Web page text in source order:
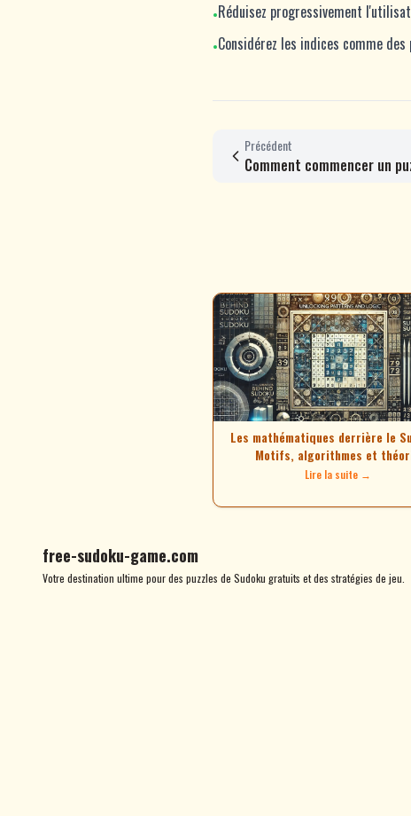
•Réduisez progressivement
•Considérez les indices comme
Précédent
Comment commencer un
Les mathématiques derrière le
Motifs, algorithmes et
Lire la suite →
free-sudoku-game.com
Votre destination ultime pour des puzzles de Sudoku gratuits et des stratégies de jeu.